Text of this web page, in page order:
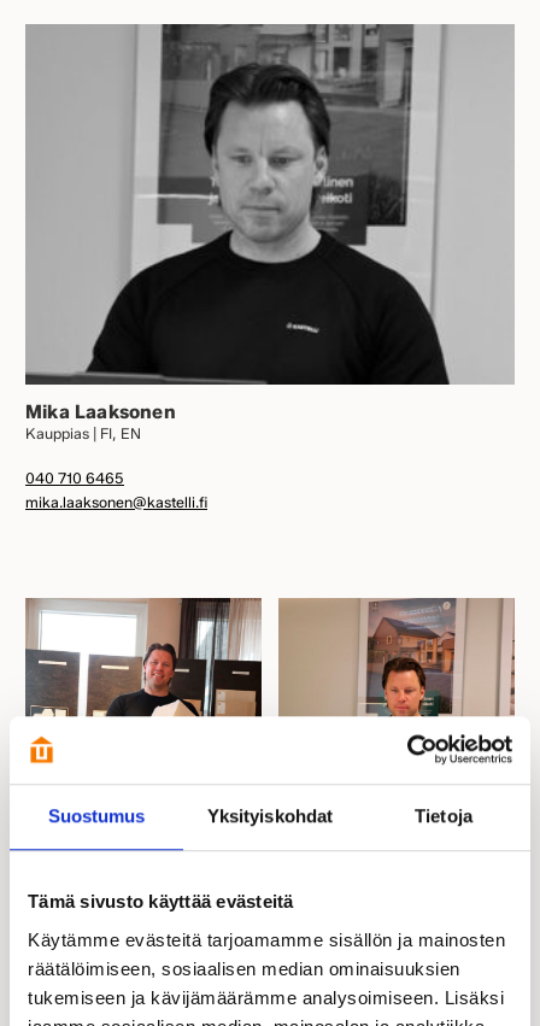
Suostumus Yksityiskohdat Tietoja
Tämä sivusto käyttää evästeitä
Käytämme evästeitä tarjoamamme sisällön ja mainosten
räätälöimiseen, sosiaalisen median ominaisuuksien
tukemiseen ja kävijämäärämme analysoimiseen. Lisäksi
Mika Laaksonen
Kauppias | FI, EN
040 710 6465
mika.laaksonen@kastelli.fi